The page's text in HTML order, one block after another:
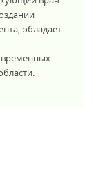
обладает